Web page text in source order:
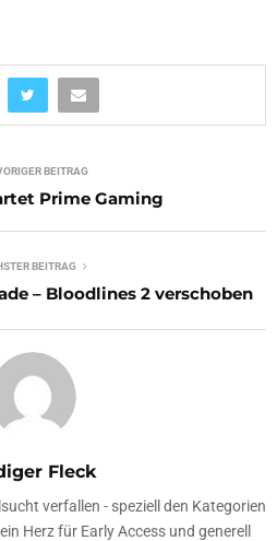
BEITRAG
Prime Gaming
BEITRAG
– Bloodlines 2 verschoben
Fleck
verfallen - speziell den Kategorien
Herz für Early Access und generell